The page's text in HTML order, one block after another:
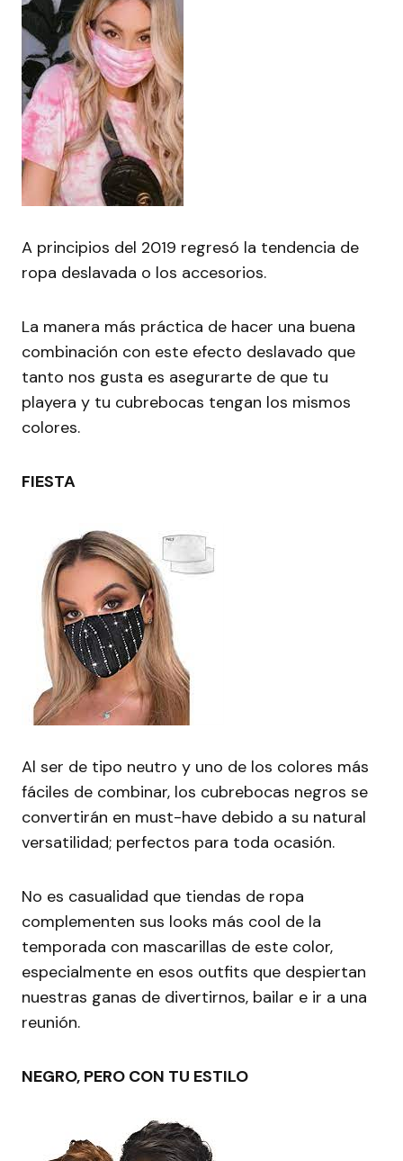
A principios del 2019 regresó la tendencia de
ropa deslavada o los accesorios.
La manera más práctica de hacer una buena
combinación con este efecto deslavado que
tanto nos gusta es asegurarte de que tu
playera y tu cubrebocas tengan los mismos
colores.
FIESTA
Al ser de tipo neutro y uno de los colores más
fáciles de combinar, los cubrebocas negros se
convertirán en must-have debido a su natural
versatilidad; perfectos para toda ocasión.
No es casualidad que tiendas de ropa
complementen sus looks más cool de la
temporada con mascarillas de este color,
especialmente en esos outfits que despiertan
nuestras ganas de divertirnos, bailar e ir a una
reunión.
NEGRO, PERO CON TU ESTILO